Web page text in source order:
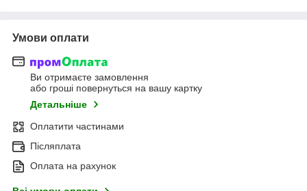
Умови оплати
Ви отримаєте замовлення
або гроші повернуться на вашу картку
Детальніше
Оплатити частинами
Післяплата
Оплата на рахунок